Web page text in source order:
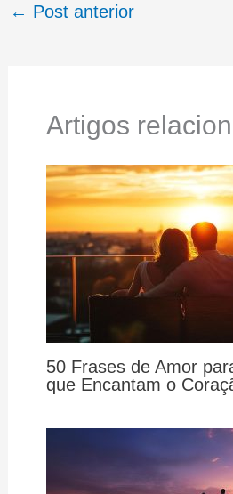
← Post anterior
Artigos
50 Frases de Amor
que Encantam o